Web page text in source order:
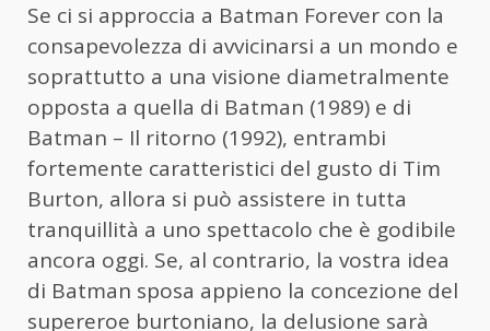
Se ci si approccia a Batman Forever con la
consapevolezza di avvicinarsi a un mondo e
soprattutto a una visione diametralmente
opposta a quella di Batman (1989) e di
Batman – Il ritorno (1992), entrambi
fortemente caratteristici del gusto di Tim
Burton, allora si può assistere in tutta
tranquillità a uno spettacolo che è godibile
ancora oggi. Se, al contrario, la vostra idea
di Batman sposa appieno la concezione del
supereroe burtoniano, la delusione sarà